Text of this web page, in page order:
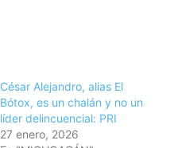
César Alejandro, alias El
Bótox, es un chalán y no un
líder delincuencial: PRI
27 enero, 2026